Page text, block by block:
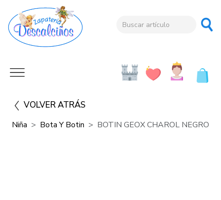
VOLVER ATRÁS
Niña Bota Y Botin BOTIN GEOX CHAROL NEGRO